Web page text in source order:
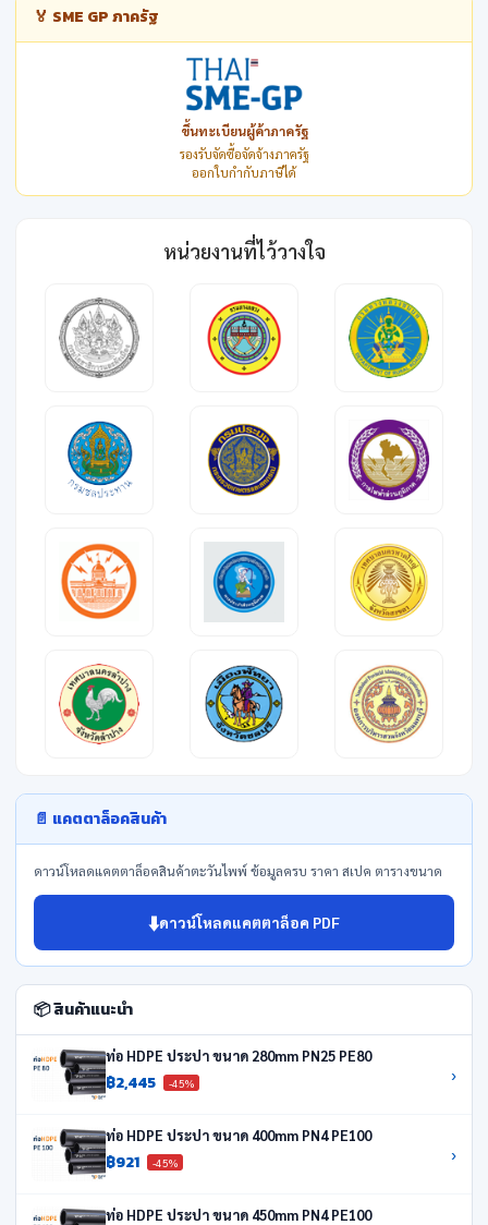
🏅 SME GP ภาครัฐ
ขึ้นทะเบียนผู้ค้าภาครัฐ
รองรับจัดซื้อจัดจ้างภาครัฐ
ออกใบกำกับภาษีได้
หน่วยงานที่ไว้วางใจ
📄 แคตตาล็อคสินค้า
ดาวน์โหลดแคตตาล็อคสินค้าตะวันไพพ์ ข้อมูลครบ ราคา สเปค ตารางขนาด
⬇️ดาวน์โหลดแคตตาล็อค PDF
📦 สินค้าแนะนำ
ท่อ HDPE ประปา ขนาด 280mm PN25 PE80
฿2,445 -45% ›
ท่อ HDPE ประปา ขนาด 400mm PN4 PE100
฿921 -45% ›
ท่อ HDPE ประปา ขนาด 450mm PN4 PE100